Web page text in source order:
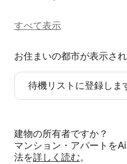
すべて表示
お住まいの都市が表示さ
待機リストに登録しま
建物の所有者ですか？
マンション・アパートを
法を詳しく読む。